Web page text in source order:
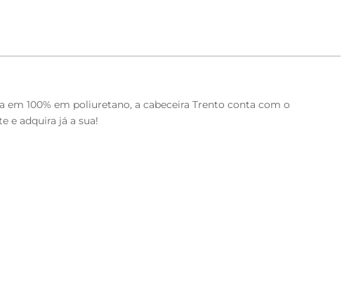
100% em poliuretano, a cabeceira Trento conta com o
e adquira já a sua!